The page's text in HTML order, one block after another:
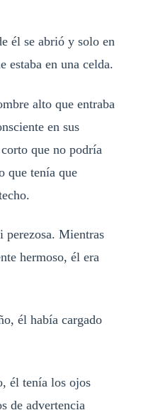
él se abrió y solo en
estaba en una celda.
alto que entraba
en sus
que no podría
que tenía que
perezosa. Mientras
hermoso, él era
él había cargado
él tenía los ojos
de advertencia